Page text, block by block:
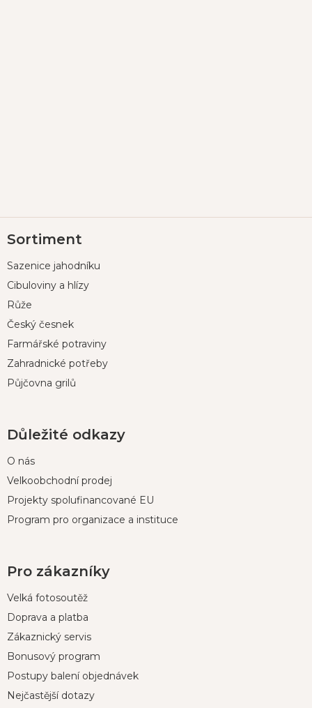
á
a
Sortiment
Sazenice jahodníku
Cibuloviny a hlízy
Růže
Český česnek
Farmářské potraviny
Zahradnické potřeby
Půjčovna grilů
Důležité odkazy
O nás
Velkoobchodní prodej
Projekty spolufinancované EU
Program pro organizace a instituce
Pro zákazníky
Velká fotosoutěž
Doprava a platba
Zákaznický servis
Bonusový program
Postupy balení objednávek
Nejčastější dotazy